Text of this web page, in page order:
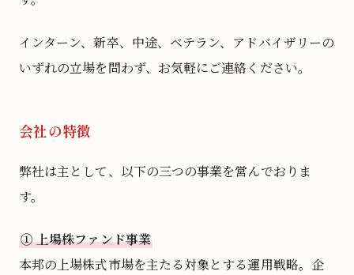
インターン、新卒、中途、ベテラン、アドバイザリーの
いずれの立場を問わず、お気軽にご連絡ください。
会社の特徴
弊社は主として、以下の三つの事業を営んでおりま
す。
① 上場株ファンド事業
本邦の上場株式市場を主たる対象とする運用戦略。企